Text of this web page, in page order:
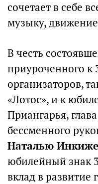
сочетает в себе
музыку, движение
В честь
приуроченного к
организаторов,
«Лотос», и к
Приангарья,
бессменного
Наталью
юбилейный знак
вклад в развитие